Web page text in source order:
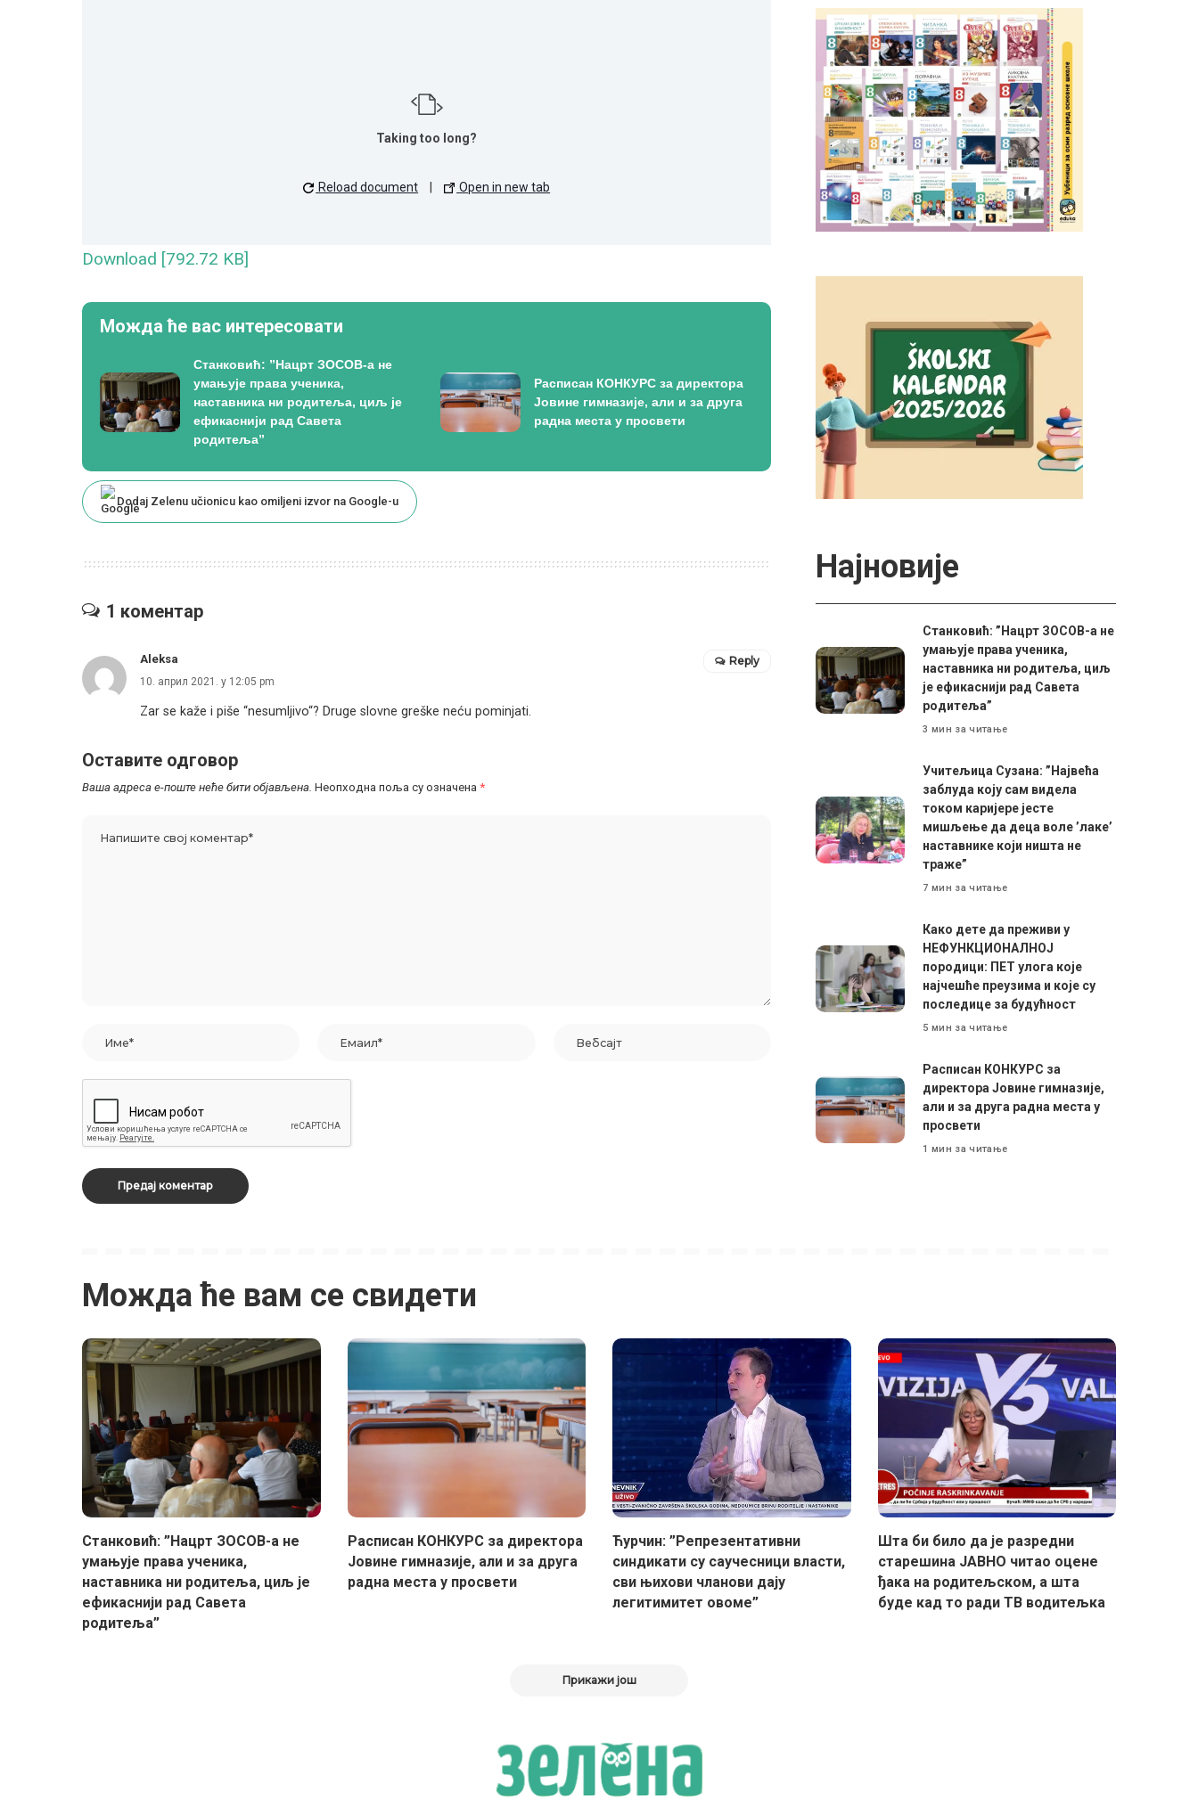
Taking too long?
Reload document Open in new tab
Download [792.72 KB]
Можда ће вас интересовати
Станковић: ”Нацрт ЗОСОВ-а не
умањује права ученика,
наставника ни родитеља, циљ је
ефикаснији рад Савета
родитеља”
Расписан КОНКУРС за директора
Јовине гимназије, али и за друга
радна места у просвети
Dodaj Zelenu učionicu kao omiljeni izvor na Google-u
1 коментар
Aleksa
10. април 2021. у 12:05 pm
Zar se kaže i piše “nesumljivo“? Druge slovne greške neću pominjati.
Reply
Оставите одговор
Ваша адреса е-поште неће бити објављена. Неопходна поља су означена *
Најновије
Станковић: ”Нацрт ЗОСОВ-а не
умањује права ученика,
наставника ни родитеља, циљ
је ефикаснији рад Савета
родитеља”
3 мин за читање
Учитељица Сузана: ”Највећа
заблуда коју сам видела
током каријере јесте
мишљење да деца воле ’лаке’
наставнике који ништа не
траже”
7 мин за читање
Како дете да преживи у
НЕФУНКЦИОНАЛНОЈ
породици: ПЕТ улога које
најчешће преузима и које су
последице за будућност
5 мин за читање
Расписан КОНКУРС за
директора Јовине гимназије,
али и за друга радна места у
просвети
1 мин за читање
Можда ће вам се свидети
Станковић: ”Нацрт ЗОСОВ-а не
умањује права ученика,
наставника ни родитеља, циљ је
ефикаснији рад Савета
родитеља”
Расписан КОНКУРС за директора
Јовине гимназије, али и за друга
радна места у просвети
Ћурчин: ”Репрезентативни
синдикати су саучесници власти,
сви њихови чланови дају
легитимитет овоме”
Шта би било да је разредни
старешина ЈАВНО читао оцене
ђака на родитељском, а шта
буде кад то ради ТВ водитељка
Прикажи још